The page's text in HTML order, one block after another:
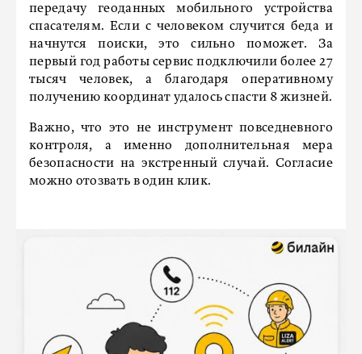
передачу геоданных мобильного устройства
спасателям. Если с человеком случится беда и
начнутся поиски, это сильно поможет. За
первый год работы сервис подключили более 27
тысяч человек, а благодаря оперативному
получению координат удалось спасти 8 жизней.
Важно, что это не инструмент повседневного
контроля, а именно дополнительная мера
безопасности на экстренный случай. Согласие
можно отозвать в один клик.